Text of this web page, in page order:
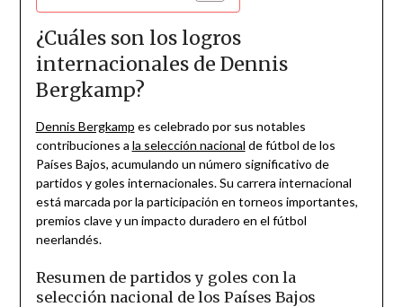
¿Cuáles son los logros
internacionales de Dennis
Bergkamp?
Dennis Bergkamp es celebrado por sus notables
contribuciones a la selección nacional de fútbol de los
Países Bajos, acumulando un número significativo de
partidos y goles internacionales. Su carrera internacional
está marcada por la participación en torneos importantes,
premios clave y un impacto duradero en el fútbol
neerlandés.
Resumen de partidos y goles con la
selección nacional de los Países Bajos